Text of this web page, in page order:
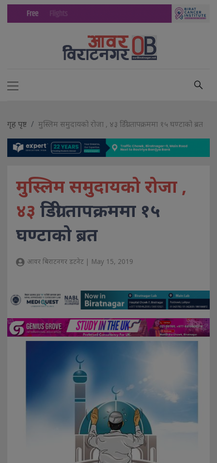
गृह पृष्ट मुस्लिम समुदायको रोजा , ४३ डिग्री तापक्रममा १५ घण्टाको ब्रत
मुस्लिम समुदायको रोजा ,
४३ डिग्री तापक्रममा १५
घण्टाको ब्रत
आवर बिराटनगर डटनेट | May 15, 2019